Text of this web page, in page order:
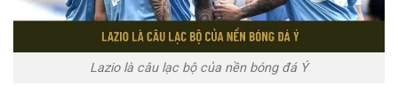
Lazio là câu lạc bộ của nền bóng đá Ý